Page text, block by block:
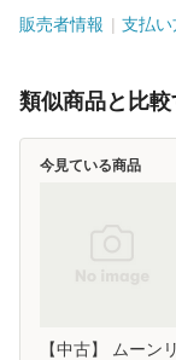
販売者情報 支払
類似商品と比較
【中古】 ムーンリ
今見ている商品